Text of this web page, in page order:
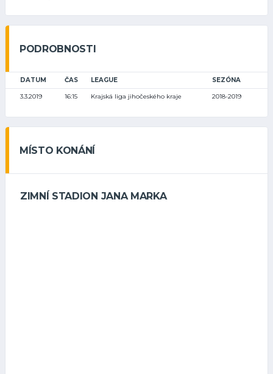
PODROBNOSTI
DATUM ČAS LEAGUE SEZÓNA
3.3.2019 16:15 Krajská liga jihočeského kraje 2018-2019
MÍSTO KONÁNÍ
ZIMNÍ STADION JANA MARKA